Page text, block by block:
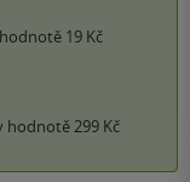
19 Kč
hodnotě 299 Kč